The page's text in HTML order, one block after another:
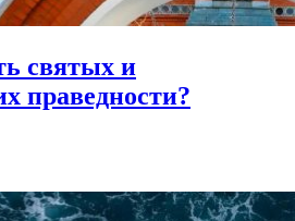
святых и
праведности?